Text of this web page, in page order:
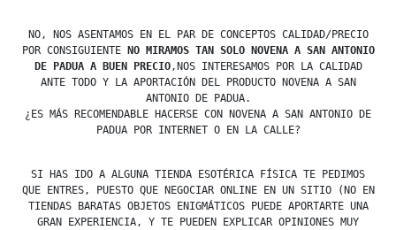
NO, NOS ASENTAMOS EN EL PAR DE CONCEPTOS CALIDAD/PRECIO
POR CONSIGUIENTE
NO MIRAMOS TAN SOLO NOVENA A SAN ANTONIO
DE PADUA A BUEN PRECIO,NOS INTERESAMOS POR LA CALIDAD
ANTE TODO Y LA APORTACIÓN DEL PRODUCTO NOVENA A SAN
ANTONIO DE PADUA.
¿ES MÁS RECOMENDABLE HACERSE CON NOVENA A SAN ANTONIO DE
PADUA POR INTERNET O EN LA CALLE?
SI HAS IDO A ALGUNA TIENDA ESOTÉRICA FÍSICA TE PEDIMOS
QUE ENTRES, PUESTO QUE NEGOCIAR ONLINE EN UN SITIO (NO EN
TIENDAS BARATAS OBJETOS ENIGMÁTICOS PUEDE APORTARTE UNA
GRAN EXPERIENCIA, Y TE PUEDEN EXPLICAR OPINIONES MUY